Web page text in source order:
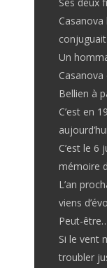
Un
Bellien à
C’est en
C’est le
mémoire
L’an
viens
Peut-
Si le vent
troubler